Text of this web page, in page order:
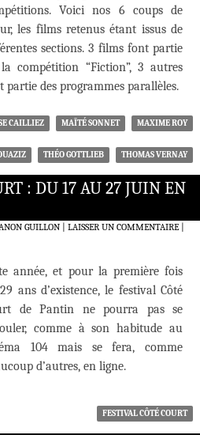
Voici nos 6 coups de
les films retenus étant issus de
sections. 3 films font partie
compétition “Fiction”, 3 autres
partie des programmes parallèles.
CAILLIEZ MAÏTÉ SONNET MAXIME ROY
THÉO GOTTLIEB THOMAS VERNAY
: DU 17 AU 27 JUIN EN
GUILLON LAISSER UN COMMENTAIRE|
année, et pour la première fois
ans d’existence, le festival Côté
de Pantin ne pourra pas se
comme à son habitude au
104 mais se fera, comme
d’autres, en ligne.
FESTIVAL CÔTÉ COURT